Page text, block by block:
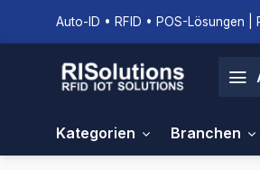
Auto-ID • RFID • POS-Lösungen
Kategorien Branchen